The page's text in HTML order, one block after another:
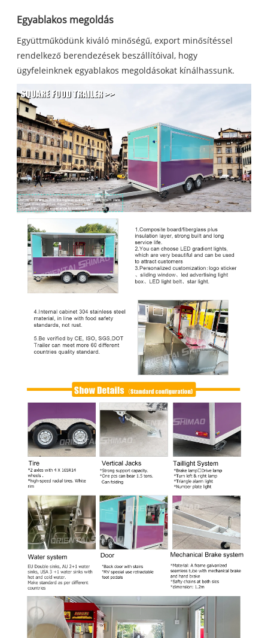
Egyablakos megoldás
Együttműködünk kiváló minőségű, export minősítéssel
rendelkező berendezések beszállítóival, hogy
ügyfeleinknek egyablakos megoldásokat kínálhassunk.